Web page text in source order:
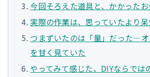
今回そろえた道具と、かかった
実際の作業は、思っていたより
つまずいたのは「量」だった—
を甘く見ていた
やってみて感じた、DIYならでは